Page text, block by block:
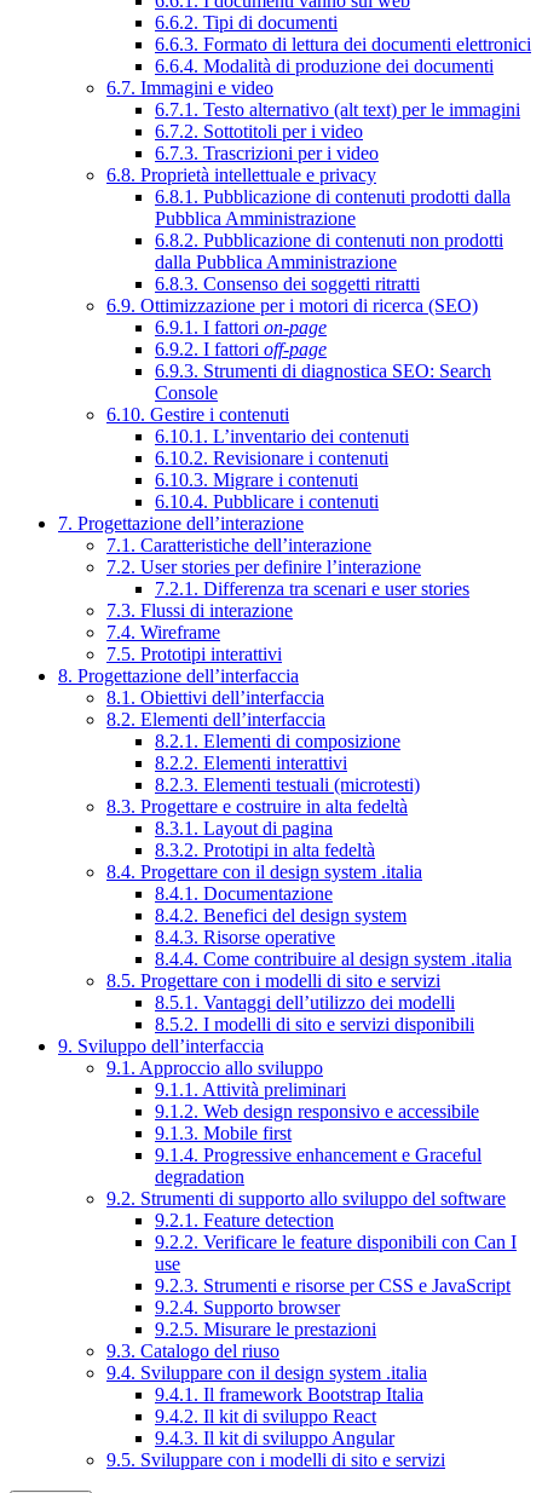
6.6.2. Tipi di documenti
6.6.3. Formato di lettura dei documenti elettronici
6.6.4. Modalità di produzione dei documenti
6.7. Immagini e video
6.7.1. Testo alternativo (alt text) per le immagini
6.7.2. Sottotitoli per i video
6.7.3. Trascrizioni per i video
6.8. Proprietà intellettuale e privacy
6.8.1. Pubblicazione di contenuti prodotti dalla
Pubblica Amministrazione
6.8.2. Pubblicazione di contenuti non prodotti
dalla Pubblica Amministrazione
6.8.3. Consenso dei soggetti ritratti
6.9. Ottimizzazione per i motori di ricerca (SEO)
6.9.1. I fattori on-page
6.9.2. I fattori off-page
6.9.3. Strumenti di diagnostica SEO: Search
Console
6.10. Gestire i contenuti
6.10.1. L’inventario dei contenuti
6.10.2. Revisionare i contenuti
6.10.3. Migrare i contenuti
6.10.4. Pubblicare i contenuti
7. Progettazione dell’interazione
7.1. Caratteristiche dell’interazione
7.2. User stories per definire l’interazione
7.2.1. Differenza tra scenari e user stories
7.3. Flussi di interazione
7.4. Wireframe
7.5. Prototipi interattivi
8. Progettazione dell’interfaccia
8.1. Obiettivi dell’interfaccia
8.2. Elementi dell’interfaccia
8.2.1. Elementi di composizione
8.2.2. Elementi interattivi
8.2.3. Elementi testuali (microtesti)
8.3. Progettare e costruire in alta fedeltà
8.3.1. Layout di pagina
8.3.2. Prototipi in alta fedeltà
8.4. Progettare con il design system .italia
8.4.1. Documentazione
8.4.2. Benefici del design system
8.4.3. Risorse operative
8.4.4. Come contribuire al design system .italia
8.5. Progettare con i modelli di sito e servizi
8.5.1. Vantaggi dell’utilizzo dei modelli
8.5.2. I modelli di sito e servizi disponibili
9. Sviluppo dell’interfaccia
9.1. Approccio allo sviluppo
9.1.1. Attività preliminari
9.1.2. Web design responsivo e accessibile
9.1.3. Mobile first
9.1.4. Progressive enhancement e Graceful
degradation
9.2. Strumenti di supporto allo sviluppo del software
9.2.1. Feature detection
9.2.2. Verificare le feature disponibili con Can I
use
9.2.3. Strumenti e risorse per CSS e JavaScript
9.2.4. Supporto browser
9.2.5. Misurare le prestazioni
9.3. Catalogo del riuso
9.4. Sviluppare con il design system .italia
9.4.1. Il framework Bootstrap Italia
9.4.2. Il kit di sviluppo React
9.4.3. Il kit di sviluppo Angular
9.5. Sviluppare con i modelli di sito e servizi